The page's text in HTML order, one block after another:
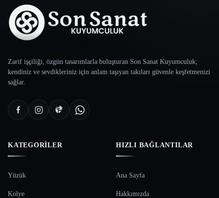
Zarif işçiliği, özgün tasarımlarla buluşturan Son Sanat Kuyumculuk;
kendiniz ve sevdikleriniz için anlam taşıyan takıları güvenle keşfetmenizi
sağlar.
KATEGORILER
Yüzük
Kolye
HIZLI BAĞLANTILAR
Ana Sayfa
Hakkımızda